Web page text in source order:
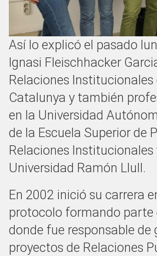
Así lo explicó el pasado
Ignasi Fleischhacker
Relaciones
Catalunya y también
en la Universidad
de la Escuela Superior de
Relaciones Institucionales
Universidad Ramón Llull.
En 2002 inició su carrera
protocolo formando parte
donde fue responsable de
proyectos de Relaciones